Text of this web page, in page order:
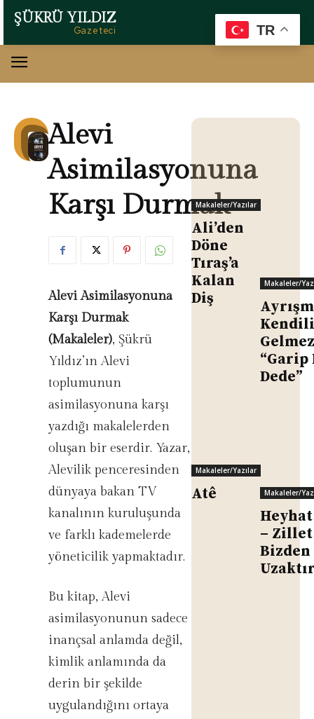
ŞÜKRÜ YILDIZ
Gazeteci
Alevi
Asimilasyonuna
Karşı Durmak
Alevi Asimilasyonuna
Karşı Durmak
(Makaleler), Şükrü
Yıldız’ın Alevi
toplumunun
asimilasyonuna karşı
yazdığı makalelerden
oluşan bir eserdir. Yazar,
Alevilik penceresinden
dünyaya bakan TV
kanalının kuruluşunda
ve farklı kademelerde
yöneticilik yapmaktadır.
Bu kitap, Alevi
asimilasyonunun sadece
inançsal anlamda değil,
kimlik anlamında da
derin bir şekilde
uygulandığını ortaya
Makaleler/Yazılar
Ali’den
Döne
Tıraş’a
Kalan
Diş
Makaleler/
Gelmez
“Garip
Dede”
Makaleler/Yazılar
Atê Makaleler/
Heyhat
– Zillet
Bizden
TR